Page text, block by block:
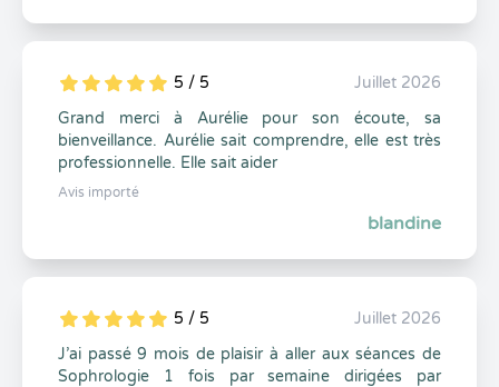
5
1
5
0 5 / 5
Juillet 2026
Grand merci à Aurélie pour son écoute, sa
bienveillance. Aurélie sait comprendre, elle est très
professionnelle. Elle sait aider
Avis importé
blandine
5
1
5
0 5 / 5
Juillet 2026
J’ai passé 9 mois de plaisir à aller aux séances de
Sophrologie 1 fois par semaine dirigées par